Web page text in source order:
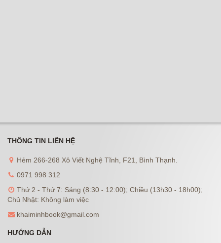
THÔNG TIN LIÊN HỆ
Hẻm 266-268 Xô Viết Nghệ Tĩnh, F21, Bình Thạnh.
0971 998 312
Thứ 2 - Thứ 7: Sáng (8:30 - 12:00); Chiều (13h30 - 18h00);
Chủ Nhật: Không làm việc
khaiminhbook@gmail.com
HƯỚNG DẪN